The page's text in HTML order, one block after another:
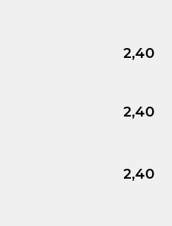
2,40
2,40
2,40